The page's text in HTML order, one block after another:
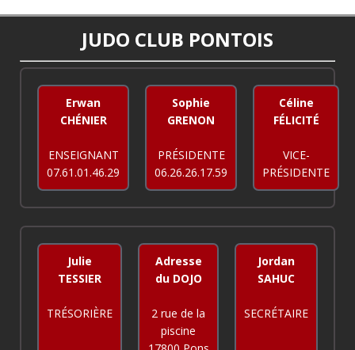
JUDO CLUB PONTOIS
Erwan
CHÉNIER
ENSEIGNANT
07.61.01.46.29
Sophie
GRENON
PRÉSIDENTE
06.26.26.17.59
Céline
FÉLICITÉ
VICE-
PRÉSIDENTE
Julie
TESSIER
TRÉSORIÈRE
Adresse
du DOJO
2 rue de la
piscine
Jordan
SAHUC
SECRÉTAIRE